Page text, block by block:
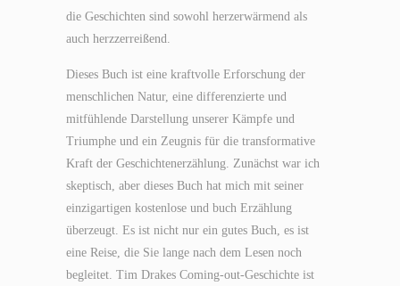
die Geschichten sind sowohl herzerwärmend als
auch herzzerreißend.
Dieses Buch ist eine kraftvolle Erforschung der
menschlichen Natur, eine differenzierte und
mitfühlende Darstellung unserer Kämpfe und
Triumphe und ein Zeugnis für die transformative
Kraft der Geschichtenerzählung. Zunächst war ich
skeptisch, aber dieses Buch hat mich mit seiner
einzigartigen kostenlose und buch Erzählung
überzeugt. Es ist nicht nur ein gutes Buch, es ist
eine Reise, die Sie lange nach dem Lesen noch
begleitet. Tim Drakes Coming-out-Geschichte ist